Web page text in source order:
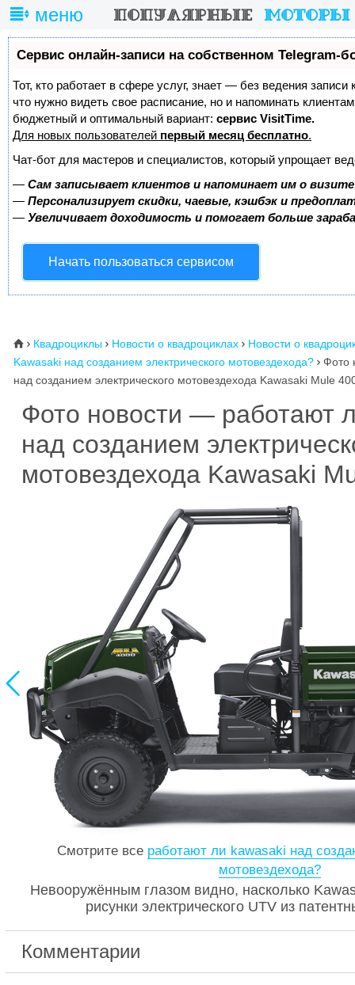
меню
Сервис онлайн-записи на собственном Telegram-
Тот, кто работает в сфере услуг, знает — без ведения записи
что нужно видеть свое расписание, но и напоминать
бюджетный и оптимальный вариант: сервис VisitTime.
Для новых пользователей первый месяц бесплатно.
Чат-бот для мастеров и специалистов, который упрощает
— Сам записывает клиентов и напоминает им о
— Персонализирует скидки, чаевые, кэшбэк и
— Увеличивает доходимость и помогает больше
Начать пользоваться сервисом
⌂  Квадроциклы  Новости о квадроциклах  Новости о
Kawasaki над созданием электрического мотовездехода?  Фото
над созданием электрического мотовездехода Kawasaki Mule
Фото новости — работают
над созданием
мотовездехода Kawasaki

Смотрите все работают ли kawasaki над
мотовездехода?
Невооружённым глазом видно, насколько
рисунки электрического UTV из
Комментарии